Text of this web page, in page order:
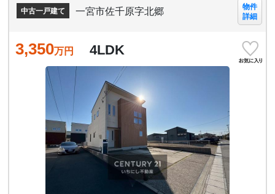
中古一戸建て 一宮市佐千原字北郷
物件
詳細
3,350万円 4LDK